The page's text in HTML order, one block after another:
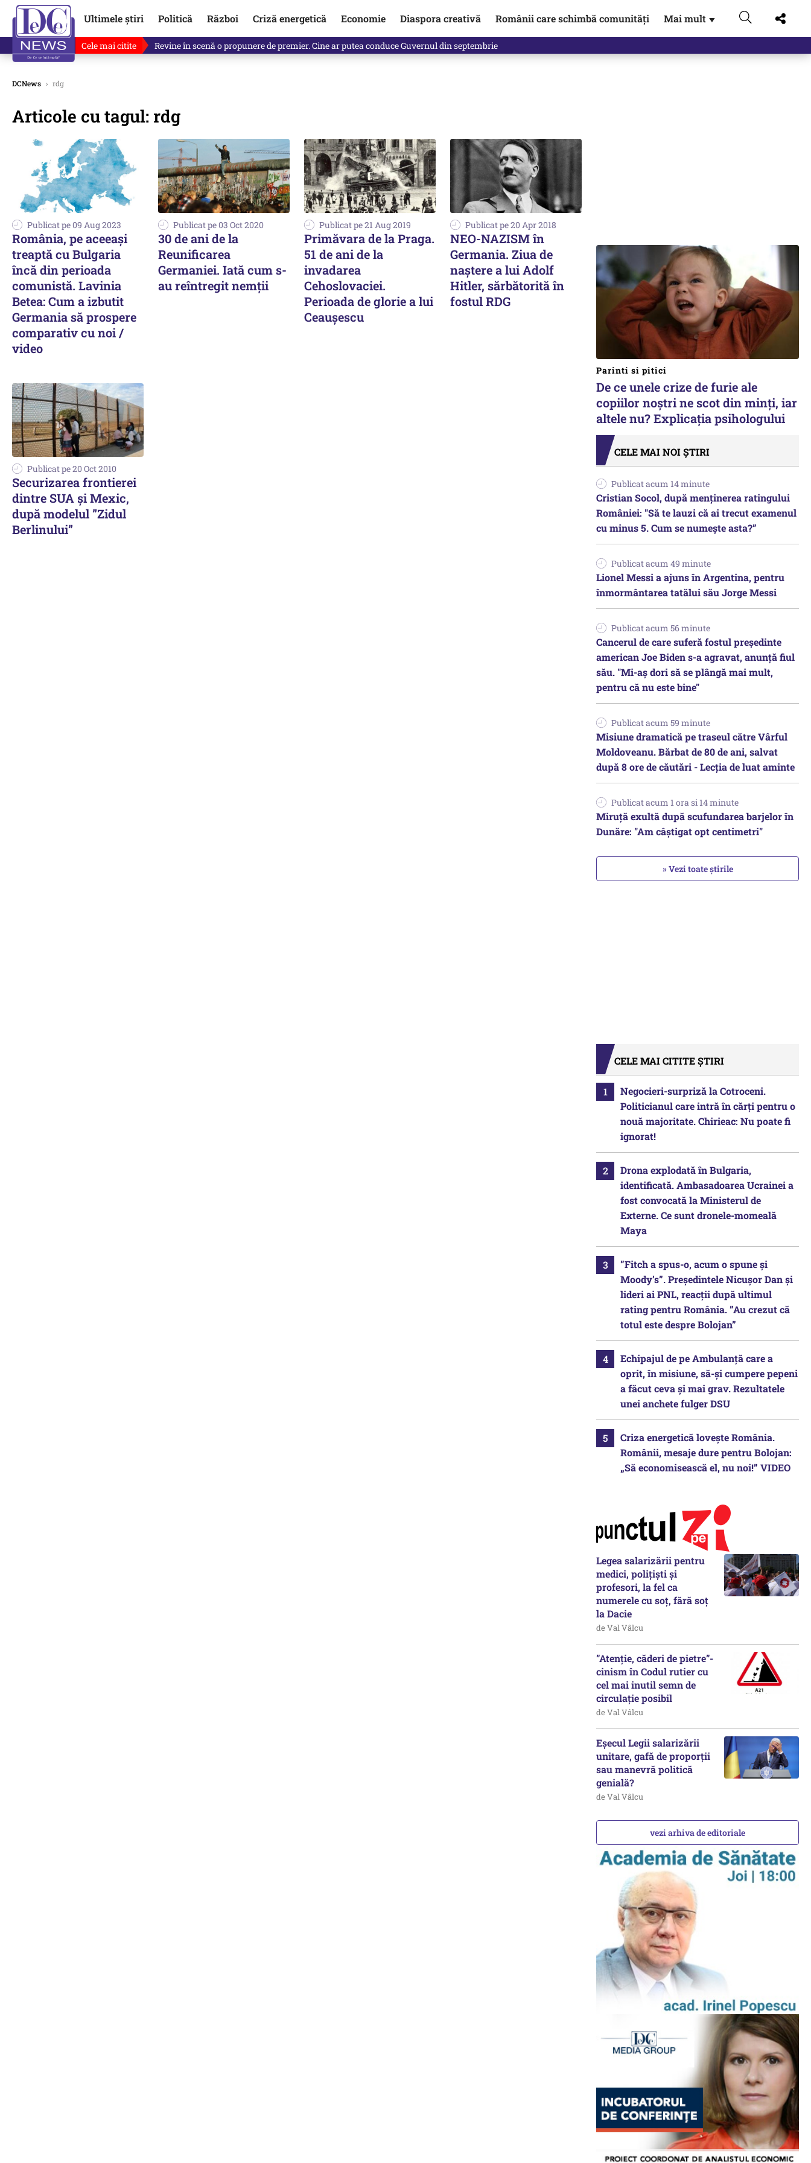
Ultimele știri Politică Război Criză energetică Economie Diaspora creativă Românii care schimbă comunități Mai mult ▼
Cele mai citite Drona explodată în Bulgaria, identificată. Ambasadoarea Ucrainei a fost convocată la Ministerul de Externe.…
DCNews › rdg
Articole cu tagul: rdg
Publicat pe 09 Aug 2023
România, pe aceeași
treaptă cu Bulgaria
încă din perioada
comunistă. Lavinia
Betea: Cum a izbutit
Germania să prospere
comparativ cu noi /
video
Publicat pe 03 Oct 2020
30 de ani de la
Reunificarea
Germaniei. Iată cum s-
au reîntregit nemții
Publicat pe 21 Aug 2019
Primăvara de la Praga.
51 de ani de la
invadarea
Cehoslovaciei.
Perioada de glorie a lui
Ceaușescu
Publicat pe 20 Apr 2018
NEO-NAZISM în
Germania. Ziua de
naștere a lui Adolf
Hitler, sărbătorită în
fostul RDG
Publicat pe 20 Oct 2010
Securizarea frontierei
dintre SUA și Mexic,
după modelul ”Zidul
Berlinului”
Parinti si pitici
De ce unele crize de furie ale
copiilor noștri ne scot din minți, iar
altele nu? Explicația psihologului
CELE MAI NOI ȘTIRI
Publicat acum 14 minute
Cristian Socol, după menținerea ratingului
României: "Să te lauzi că ai trecut examenul
cu minus 5. Cum se numește asta?”
Publicat acum 49 minute
Lionel Messi a ajuns în Argentina, pentru
înmormântarea tatălui său Jorge Messi
Publicat acum 56 minute
Cancerul de care suferă fostul preşedinte
american Joe Biden s-a agravat, anunță fiul
său. "Mi-aș dori să se plângă mai mult,
pentru că nu este bine"
Publicat acum 59 minute
Misiune dramatică pe traseul către Vârful
Moldoveanu. Bărbat de 80 de ani, salvat
după 8 ore de căutări - Lecția de luat aminte
Publicat acum 1 ora si 14 minute
Miruță exultă după scufundarea barjelor în
Dunăre: "Am câștigat opt centimetri"
» Vezi toate știrile
CELE MAI CITITE ȘTIRI
Negocieri-surpriză la Cotroceni.
Politicianul care intră în cărți pentru o
nouă majoritate. Chirieac: Nu poate fi
ignorat!
Drona explodată în Bulgaria,
identificată. Ambasadoarea Ucrainei a
fost convocată la Ministerul de
Externe. Ce sunt dronele-momeală
Maya
”Fitch a spus-o, acum o spune și
Moody’s”. Președintele Nicușor Dan și
lideri ai PNL, reacții după ultimul
rating pentru România. ”Au crezut că
totul este despre Bolojan”
Echipajul de pe Ambulanță care a
oprit, în misiune, să-și cumpere pepeni
a făcut ceva și mai grav. Rezultatele
unei anchete fulger DSU
Criza energetică lovește România.
Românii, mesaje dure pentru Bolojan:
„Să economisească el, nu noi!” VIDEO
Legea salarizării pentru
medici, polițiști și
profesori, la fel ca
numerele cu soț, fără soț
la Dacie
de Val Vâlcu
”Atenție, căderi de pietre”-
cinism în Codul rutier cu
cel mai inutil semn de
circulație posibil
de Val Vâlcu
Eșecul Legii salarizării
unitare, gafă de proporții
sau manevră politică
genială?
de Val Vâlcu
vezi arhiva de editoriale